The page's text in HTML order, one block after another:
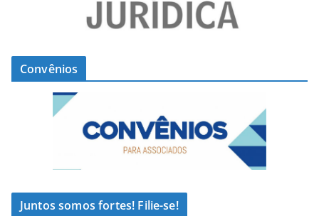
Convênios
Juntos somos fortes! Filie-se!